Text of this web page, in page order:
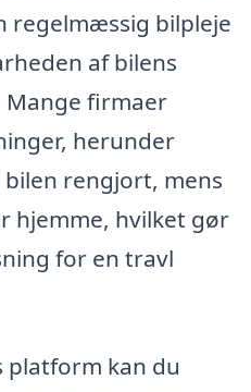
regelmæssig bilpleje
af bilens
firmaer
herunder
rengjort, mens
hjemme, hvilket gør
for en travl
platform kan du